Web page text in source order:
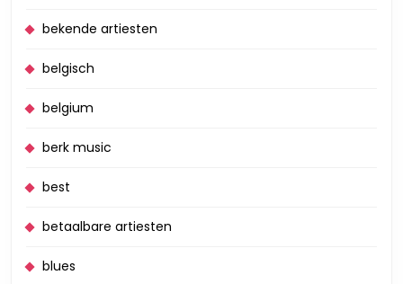
bekende artiesten
belgisch
belgium
berk music
best
betaalbare artiesten
blues